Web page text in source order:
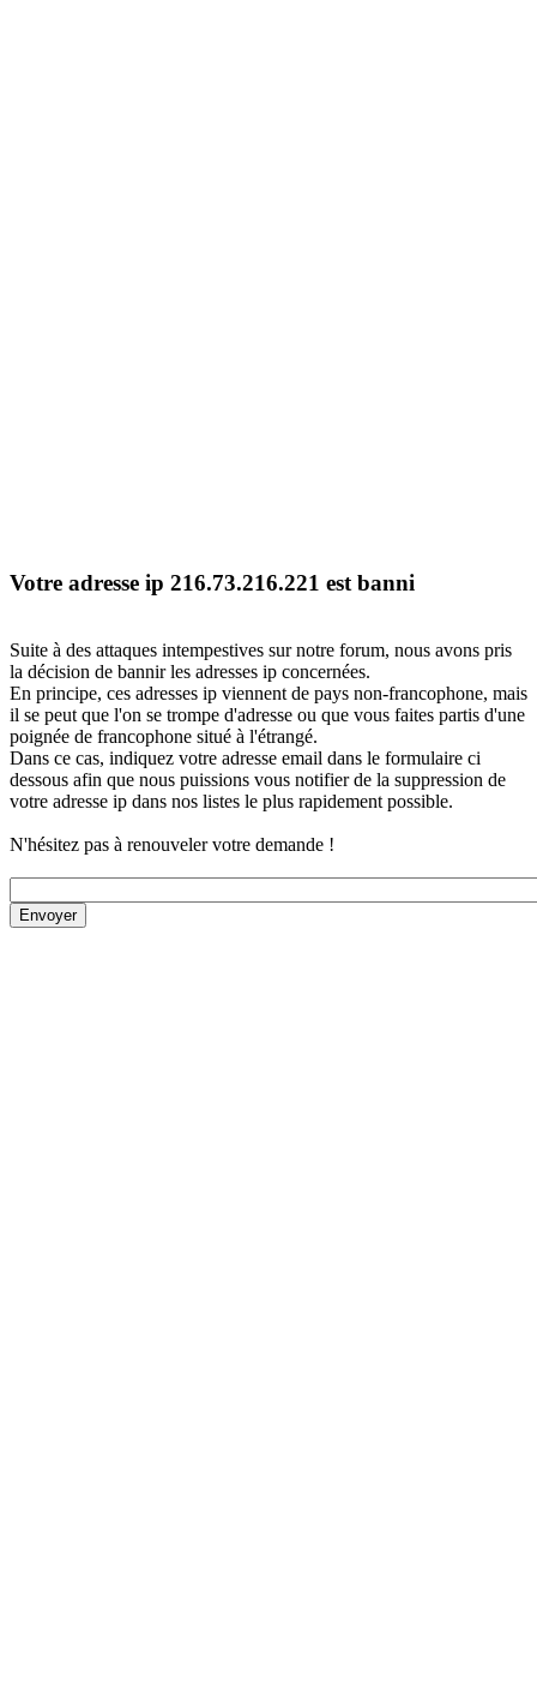
Votre adresse ip 216.73.216.221 est banni
Suite à des attaques intempestives sur notre forum, nous avons pris
la décision de bannir les adresses ip concernées.
En principe, ces adresses ip viennent de pays non-francophone, mais
il se peut que l'on se trompe d'adresse ou que vous faites partis d'une
poignée de francophone situé à l'étrangé.
Dans ce cas, indiquez votre adresse email dans le formulaire ci
dessous afin que nous puissions vous notifier de la suppression de
votre adresse ip dans nos listes le plus rapidement possible.
N'hésitez pas à renouveler votre demande !